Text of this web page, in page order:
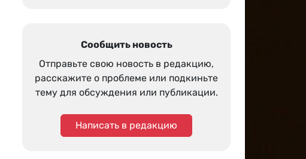
Сообщить новость
Отправьте свою новость в редакцию,
расскажите о проблеме или подкиньте
тему для обсуждения или публикации.
Написать в редакцию